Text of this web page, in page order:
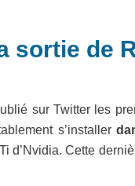
sortie de
sur Twitter les
s’installer
d’Nvidia. Cette